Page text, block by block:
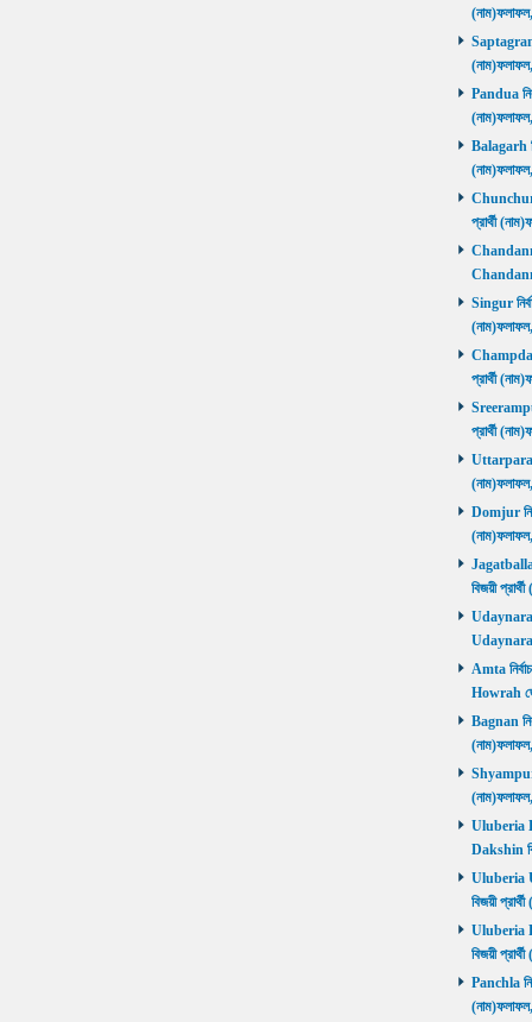
Saptagram
Pandua
Balagarh
Chunchura
প্রার্থী
Singur
প্রার্থী
প্রার্থী
Uttarpara
Domjur
বিজয়ী
Amta
Howrah
Bagnan
Shyampur
Uluberia
Dakshin
Uluberia
বিজয়ী
Uluberia
বিজয়ী
Panchla